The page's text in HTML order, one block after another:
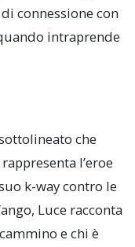
connessione con
intraprende
che
l’eroe
k-way contro le
Luce racconta
e chi è